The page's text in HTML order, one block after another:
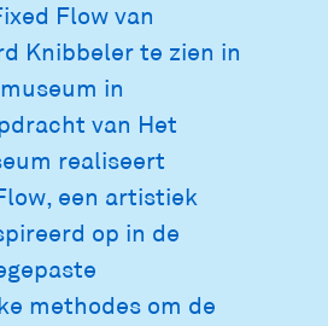
Flow van
Knibbeler te zien in
in
van Het
realiseert
een artistiek
op in de
methodes om de